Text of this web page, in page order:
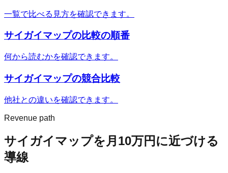
一覧で比べる見方を確認できます。
サイガイマップの比較の順番
何から読むかを確認できます。
サイガイマップの競合比較
他社との違いを確認できます。
Revenue path
サイガイマップを月10万円に近づける
導線